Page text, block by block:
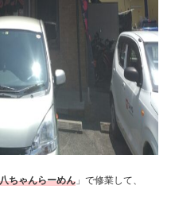
八ちゃんらーめん 」で修業して、